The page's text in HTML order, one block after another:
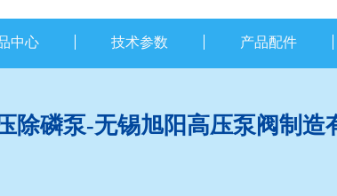
中心 技术参数 产品配件
除磷泵-无锡旭阳高压泵阀制造